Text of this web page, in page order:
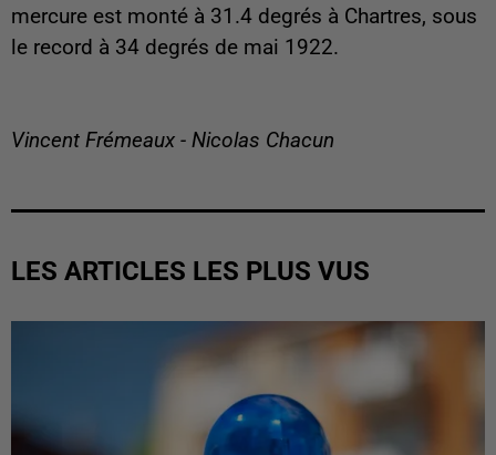
mercure est monté à 31.4 degrés à Chartres, sous
le record à 34 degrés de mai 1922.
Vincent Frémeaux - Nicolas Chacun
LES ARTICLES LES PLUS VUS